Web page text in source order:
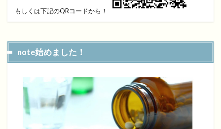
もしくは下記のQRコードから！
note始めました！